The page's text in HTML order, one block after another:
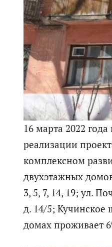
16 марта 2022
реализации
комплексном
двухэтажных
3, 5, 7, 14, 19; ул.
д. 14/5; Кучинское
домах проживает